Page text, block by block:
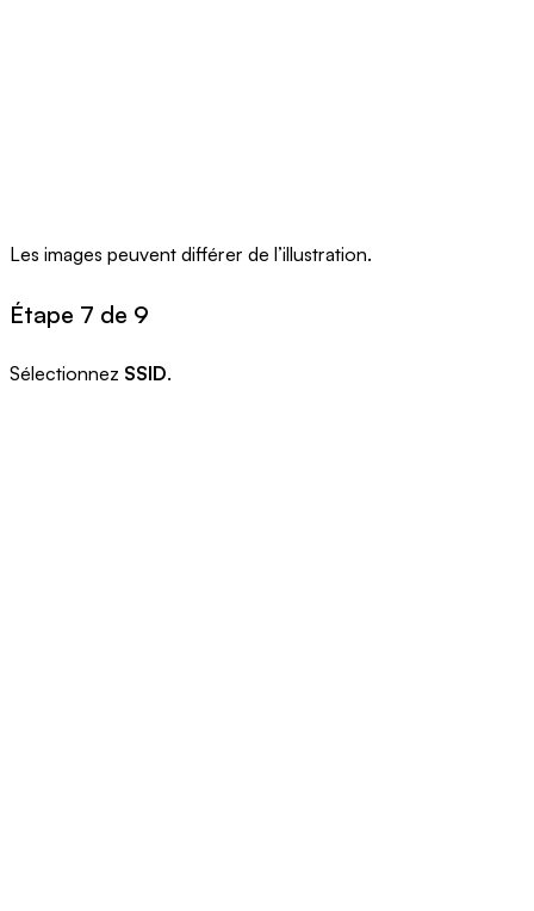
Les images peuvent différer de l’illustration.
Étape 7 de 9
Sélectionnez SSID.